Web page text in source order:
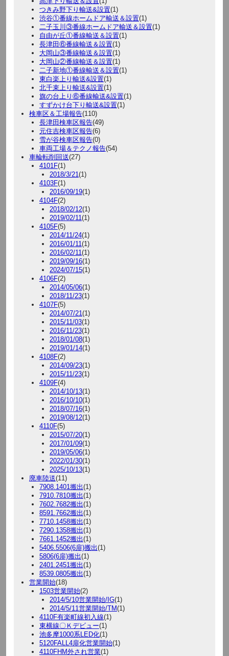
つきみ野下り輸送&設置(1)
渋谷①番線ホームドア輸送＆設置(1)
二子玉川③番線ホームドア輸送＆設置(1)
自由が丘①番線輸送＆設置(1)
長津田⑥番線輸送＆設置(1)
大岡山③番線輸送＆設置(1)
大岡山②番線輸送＆設置(1)
二子新地①番線輸送＆設置(1)
東白楽上り輸送&設置(1)
北千束上り輸送&設置(1)
旗の台上り⑥番線輸送&設置(1)
すずかけ台下り輸送&設置(1)
検車区＆工場報告(110)
長津田検車区報告(49)
元住吉検車区報告(6)
雪が谷検車区報告(0)
車両工場＆テクノ報告(54)
車輪転削回送(27)
4101F(1)
2018/3/21(1)
4103F(1)
2016/09/19(1)
4104F(2)
2018/02/12(1)
2019/02/11(1)
4105F(5)
2014/11/24(1)
2016/01/11(1)
2016/02/11(1)
2019/09/16(1)
2024/07/15(1)
4106F(2)
2014/05/06(1)
2018/11/23(1)
4107F(5)
2014/07/21(1)
2015/11/03(1)
2016/11/23(1)
2018/01/08(1)
2019/01/14(1)
4108F(2)
2014/09/23(1)
2015/11/23(1)
4109F(4)
2014/10/13(1)
2016/10/10(1)
2018/07/16(1)
2019/08/12(1)
4110F(5)
2015/07/20(1)
2017/01/09(1)
2019/05/06(1)
2022/01/30(1)
2025/10/13(1)
廃車陸送(11)
7908.1401搬出(1)
7910.7810搬出(1)
7602.7682搬出(1)
8591.7662搬出(1)
7710.1458搬出(1)
7290.1358搬出(1)
7661.1452搬出(1)
5406.5506(6扉)搬出(1)
5806(6扉)搬出(1)
2401.2451搬出(1)
8539.0805搬出(1)
営業開始(18)
1503営業開始(2)
2014/5/10営業開始/IG(1)
2014/5/11営業開始/TM(1)
4110F有楽町線初入線(1)
東横線〇Ｋデビュー(1)
池多摩1000系LED化(1)
5120FALL4扉化営業開始(1)
4110FHM外され営業(1)